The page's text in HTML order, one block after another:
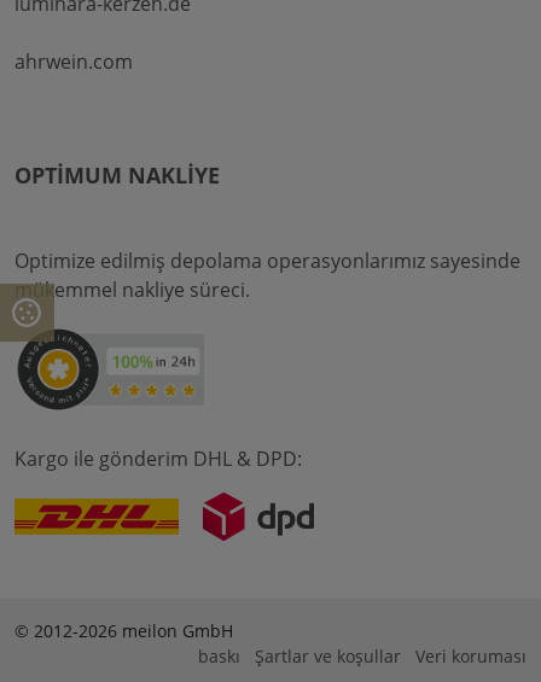
ahrwein.com
OPTIMUM NAKLIYE
Optimize edilmiş depolama operasyonlarımız sayesinde
mükemmel nakliye süreci.
Kargo ile gönderim DHL & DPD:
© 2012-2026 meilon GmbH
baskı
Şartlar ve koşullar Veri koruması